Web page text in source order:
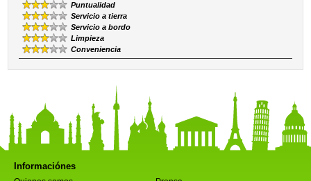
Puntualidad
Servicio a tierra
Servicio a bordo
Limpieza
Conveniencia
Informaciónes